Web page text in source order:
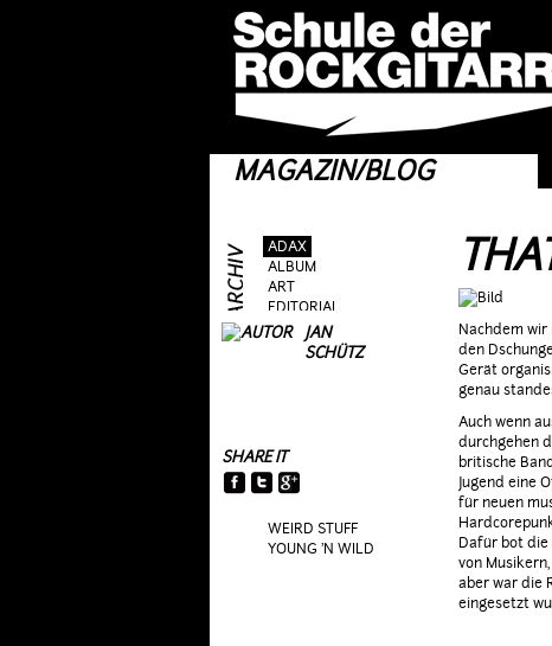
MAGAZIN/BLOG
ADAX
ALBUM
ART
EDITORIAL
FRAG AS
GEAR
MOVIE
RIFFS
TALK
WEIRD STUFF
YOUNG 'N WILD
JAN
SCHÜTZ
SHARE IT
Nachdem
den
Gerät
genau
Auch wenn
durchgehen
britische
Jugend eine
für neuen
Dafür bot die
von
aber war die
eingesetzt